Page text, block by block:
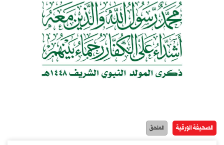
الصحيفة الورقية الملحق